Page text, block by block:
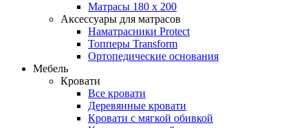
Матрасы 180 x 200
Аксессуары для матрасов
Наматрасники Protect
Топперы Transform
Ортопедические основания
Мебель
Кровати
Все кровати
Деревянные кровати
Кровати с мягкой обивкой